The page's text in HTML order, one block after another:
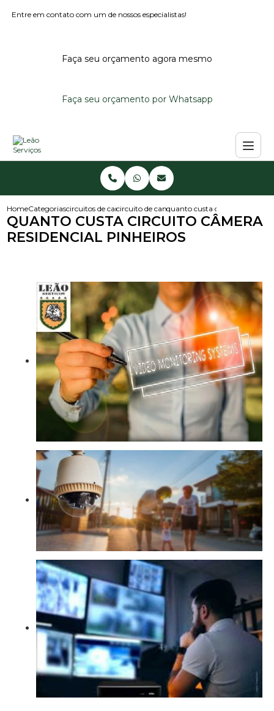
Entre em contato com um de nossos especialistas!
Faça seu orçamento agora mesmo
Faça seu orçamento por Whatsapp
HomeCategoriascircuitos de camerascircuito de camerasquanto custa circuito camera
QUANTO CUSTA CIRCUITO CÂMERA
RESIDENCIAL PINHEIROS